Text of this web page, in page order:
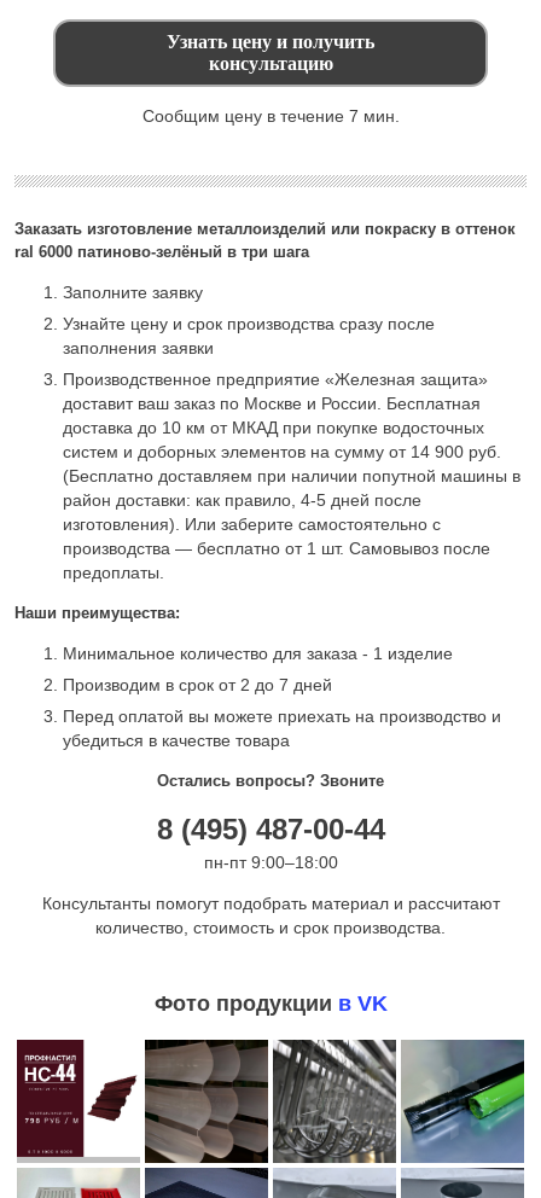
Заказать изготовление металлоизделий или покраску в оттенок
ral 6000 патиново-зелёный в три шага
Заполните заявку
Узнайте цену и срок производства сразу после
заполнения заявки
Производственное предприятие «Железная защита»
доставит ваш заказ по Москве и России. Бесплатная
доставка до 10 км от МКАД при покупке водосточных
систем и доборных элементов на сумму от 14 900 руб.
(Бесплатно доставляем при наличии попутной машины в
район доставки: как правило, 4-5 дней после
изготовления). Или заберите самостоятельно с
производства — бесплатно от 1 шт. Самовывоз после
предоплаты.
Наши преимущества:
Минимальное количество для заказа - 1 изделие
Производим в срок от 2 до 7 дней
Перед оплатой вы можете приехать на производство и
убедиться в качестве товара
Сообщим цену в течение 7 мин.
Остались вопросы? Звоните
8 (495) 487-00-44
пн-пт 9:00–18:00
Консультанты помогут подобрать материал и рассчитают
количество, стоимость и срок производства.
Фото продукции в VK